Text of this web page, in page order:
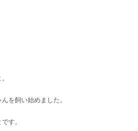
を飼い始めました。
す。